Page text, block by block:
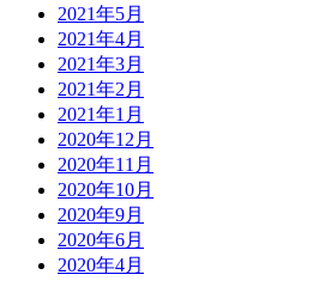
2021年5月
2021年4月
2021年3月
2021年2月
2021年1月
2020年12月
2020年11月
2020年10月
2020年9月
2020年6月
2020年4月